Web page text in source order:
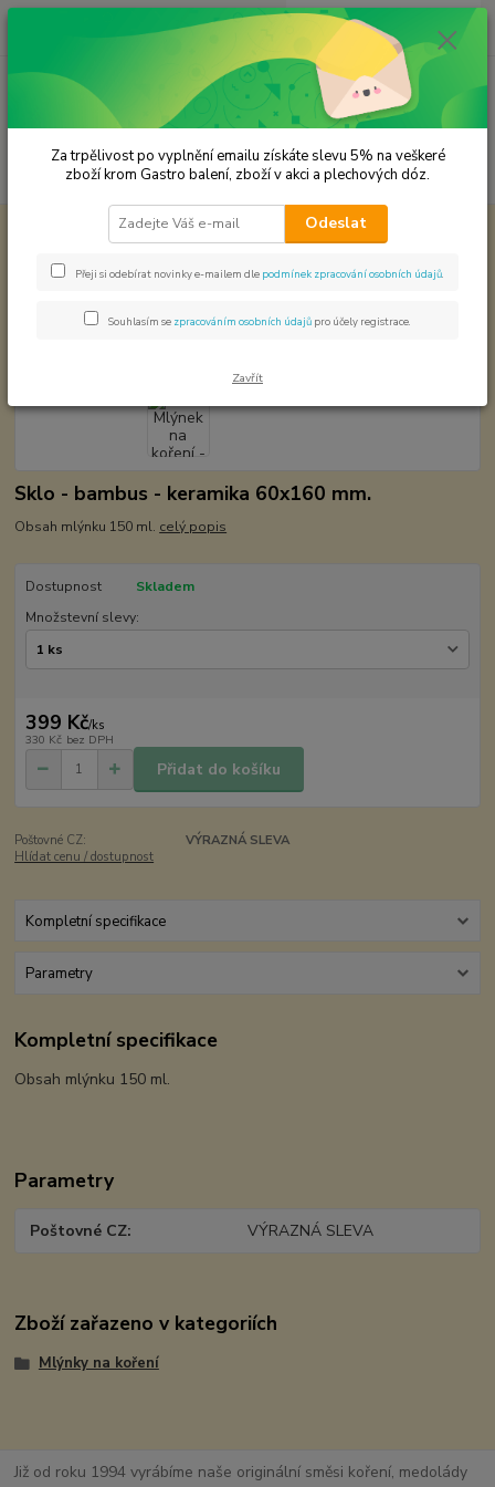
Menu
Hledat
ks
za 0,00 Kč
Mlýnky na koření Mlýnek na koření - 4.81028,139
Mlýnek na koření - 4.81028,139
Sklo - bambus - keramika 60x160 mm.
Obsah mlýnku 150 ml. celý popis
Dostupnost
Skladem
Množstevní slevy:
399 Kč/ks
330 Kč bez DPH
Přidat do košíku
Poštovné CZ:
VÝRAZNÁ SLEVA
Hlídat cenu / dostupnost
Kompletní specifikace
Parametry
Kompletní specifikace
Obsah mlýnku 150 ml.
Parametry
Poštovné CZ VÝRAZNÁ SLEVA
Zboží zařazeno v kategoriích
Mlýnky na koření
Již od roku 1994 vyrábíme naše originální směsi koření, medolády
Za trpělivost po vyplnění emailu získáte slevu 5% na veškeré
zboží krom Gastro balení, zboží v akci a plechových dóz.
Odeslat
Přeji si odebírat novinky e-mailem dle podmínek zpracování osobních údajů
Souhlasím se zpracováním osobních údajů pro účely registrace.
Zavřít